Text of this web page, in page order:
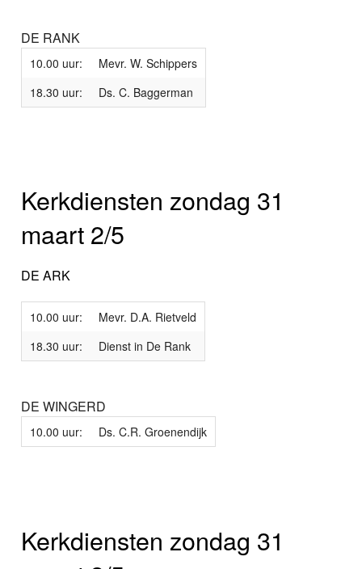
DE RANK
10.00 uur:
Mevr. W. Schippers
18.30 uur:
Ds. C. Baggerman
Kerkdiensten zondag 31
maart 2/5
DE ARK
10.00 uur:
Mevr. D.A. Rietveld
18.30 uur:
Dienst in De Rank
DE WINGERD
10.00 uur: Ds. C.R. Groenendijk
Kerkdiensten zondag 31